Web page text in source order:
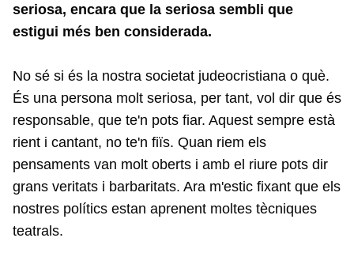
seriosa, encara que la seriosa sembli que
estigui més ben considerada.
No sé si és la nostra societat judeocristiana o què.
És una persona molt seriosa, per tant, vol dir que és
responsable, que te'n pots fiar. Aquest sempre està
rient i cantant, no te'n fiïs. Quan riem els
pensaments van molt oberts i amb el riure pots dir
grans veritats i barbaritats. Ara m'estic fixant que els
nostres polítics estan aprenent moltes tècniques
teatrals.